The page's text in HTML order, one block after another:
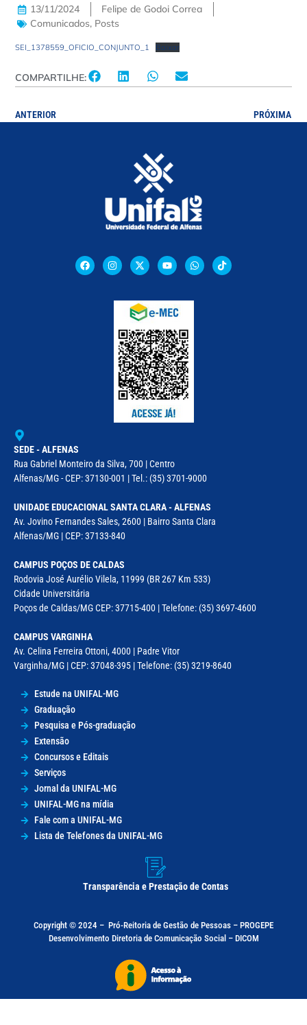
13/11/2024
Felipe de Godoi Correa
Comunicados, Posts
SEI_1378559_OFICIO_CONJUNTO_1 Baixar
COMPARTILHE:
ANTERIOR PRÓXIMA
SEDE - ALFENAS
Rua Gabriel Monteiro da Silva, 700 | Centro
Alfenas/MG - CEP: 37130-001 | Tel.: (35) 3701-9000
UNIDADE EDUCACIONAL SANTA CLARA - ALFENAS
Av. Jovino Fernandes Sales, 2600 | Bairro Santa Clara
Alfenas/MG | CEP: 37133-840
CAMPUS POÇOS DE CALDAS
Rodovia José Aurélio Vilela, 11999 (BR 267 Km 533)
Cidade Universitária
Poços de Caldas/MG CEP: 37715-400 | Telefone: (35) 3697-4600
CAMPUS VARGINHA
Av. Celina Ferreira Ottoni, 4000 | Padre Vitor
Varginha/MG | CEP: 37048-395 | Telefone: (35) 3219-8640
Estude na UNIFAL-MG
Graduação
Pesquisa e Pós-graduação
Extensão
Concursos e Editais
Serviços
Jornal da UNIFAL-MG
UNIFAL-MG na mídia
Fale com a UNIFAL-MG
Lista de Telefones da UNIFAL-MG
Transparência e Prestação de Contas
Copyright © 2024 – Pró-Reitoria de Gestão de Pessoas – PROGEPE
Desenvolvimento Diretoria de Comunicação Social – DICOM